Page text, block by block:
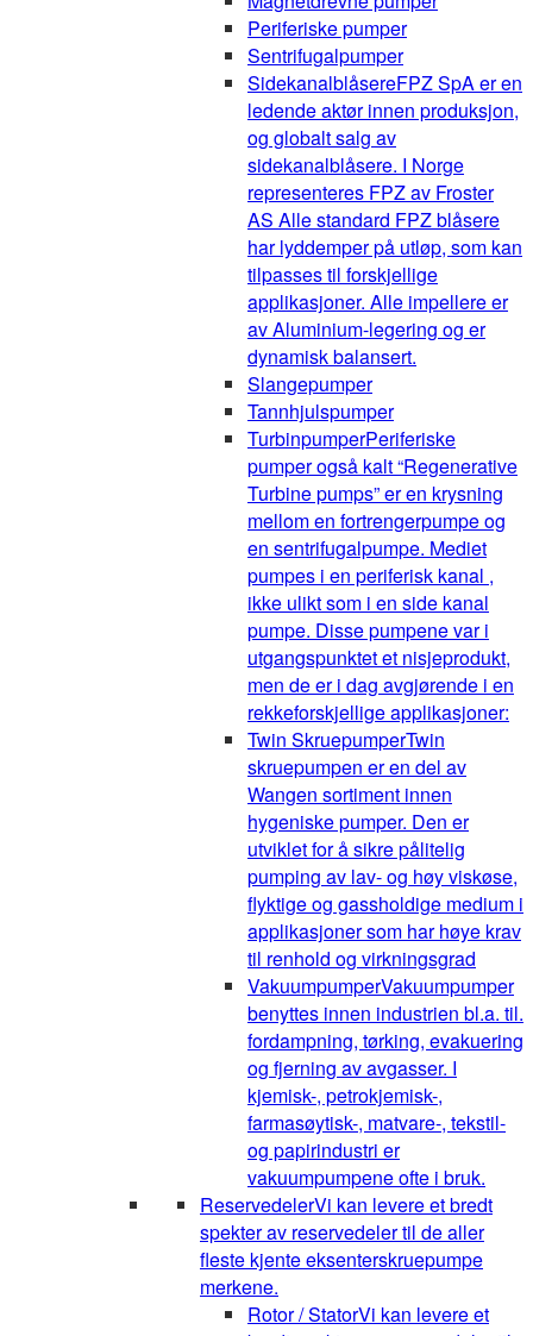
Periferiske pumper
Sentrifugalpumper
SidekanalblåsereFPZ SpA er en
ledende aktør innen produksjon,
og globalt salg av
sidekanalblåsere. I Norge
representeres FPZ av Froster
AS Alle standard FPZ blåsere
har lyddemper på utløp, som kan
tilpasses til forskjellige
applikasjoner. Alle impellere er
av Aluminium-legering og er
dynamisk balansert.
Slangepumper
Tannhjulspumper
TurbinpumperPeriferiske
pumper også kalt “Regenerative
Turbine pumps” er en krysning
mellom en fortrengerpumpe og
en sentrifugalpumpe. Mediet
pumpes i en periferisk kanal ,
ikke ulikt som i en side kanal
pumpe. Disse pumpene var i
utgangspunktet et nisjeprodukt,
men de er i dag avgjørende i en
rekkeforskjellige applikasjoner:
Twin SkruepumperTwin
skruepumpen er en del av
Wangen sortiment innen
hygeniske pumper. Den er
utviklet for å sikre pålitelig
pumping av lav- og høy viskøse,
flyktige og gassholdige medium i
applikasjoner som har høye krav
til renhold og virkningsgrad
VakuumpumperVakuumpumper
benyttes innen industrien bl.a. til.
fordampning, tørking, evakuering
og fjerning av avgasser. I
kjemisk-, petrokjemisk-,
farmasøytisk-, matvare-, tekstil-
og papirindustri er
vakuumpumpene ofte i bruk.
ReservedelerVi kan levere et bredt
spekter av reservedeler til de aller
fleste kjente eksenterskruepumpe
merkene.
Rotor / StatorVi kan levere et